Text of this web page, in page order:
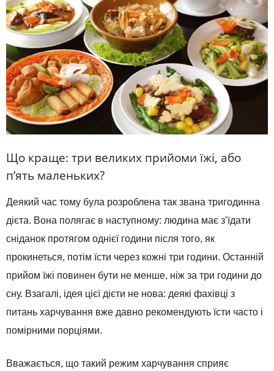
Що краще: три великих прийоми їжі, або
п’ять маленьких?
Деякий час тому була розроблена так звана тригодинна
дієта. Вона полягає в наступному: людина має з’їдати
сніданок протягом однієї години після того, як
прокинеться, потім їсти через кожні три години. Останній
прийом їжі повинен бути не менше, ніж за три години до
сну. Взагалі, ідея цієї дієти не нова: деякі фахівці з
питань харчування вже давно рекомендують їсти часто і
помірними порціями.
Вважається, що такий режим харчування сприяє